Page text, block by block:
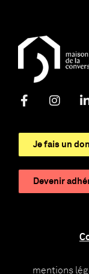
Je fais un don
Devenir
mentions